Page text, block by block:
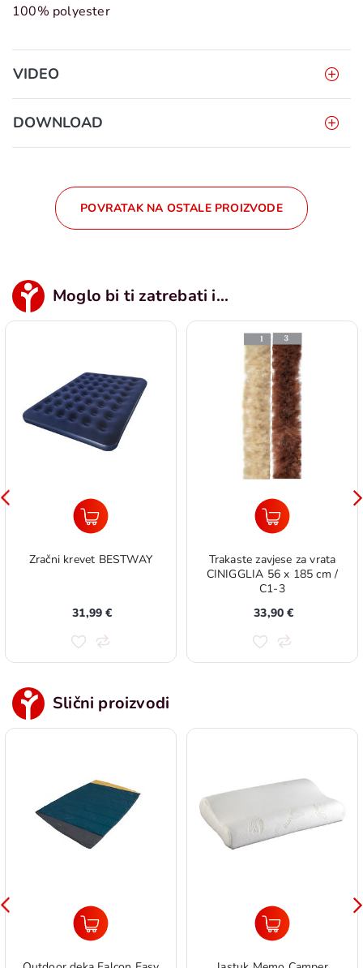
100% polyester
VIDEO
DOWNLOAD
POVRATAK NA OSTALE PROIZVODE
Moglo bi ti zatrebati i...
Zračni krevet BESTWAY
31,99 €
Trakaste zavjese za vrata
CINIGGLIA 56 x 185 cm /
C1-3
33,90 €
Slični proizvodi